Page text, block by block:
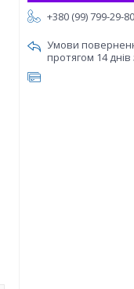
+380 (99) 799-29-80
протягом 14 днів